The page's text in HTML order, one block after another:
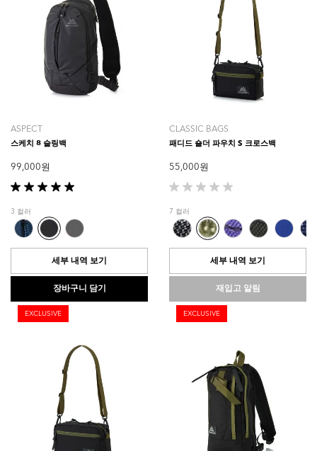
ASPECT
스케치 8 슬링백
99,000 원
별
5
개
중
5.0
입
다.
3 컬러
세부 내역 보기
장바구니 담기
CLASSIC BAGS
패디드 숄더 파우치 S 크로스백
55,000 원
별
5
개
중
0.0
입
다.
7 컬러
세부 내역 보기
재입고 알림
EXCLUSIVE EXCLUSIVE